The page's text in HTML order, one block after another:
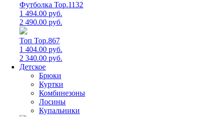
Футболка Top.1132
1 494.00 руб.
2 490.00 руб.
Топ Top.867
1 404.00 руб.
2 340.00 руб.
Детское
Брюки
Куртки
Комбинезоны
Лосины
Купальники